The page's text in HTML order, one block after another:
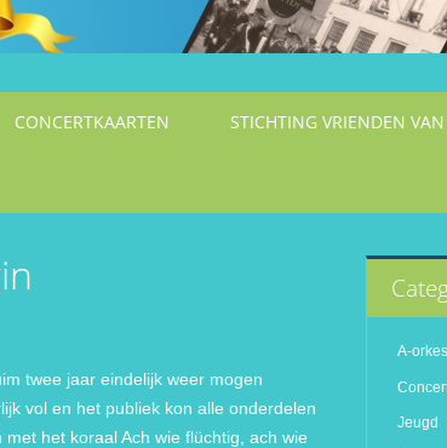
CONCERTKAARTEN STICHTING VRIENDEN
twee jaar eindelijk weer mogen
vol en het publiek kon alle onderdelen
het koraal Ach wie flüchtig, ach wie
A-
Jeugd